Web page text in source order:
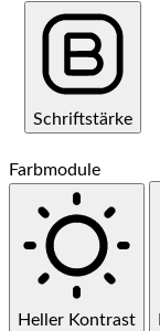
Schriftstärke
Farbmodule
Heller Kontrast